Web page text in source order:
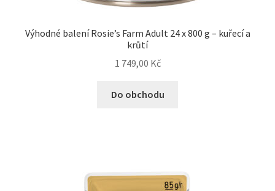
Výhodné balení Rosie’s Farm Adult 24 x 800 g – kuřecí a
krůtí
1 749,00 Kč
Do obchodu